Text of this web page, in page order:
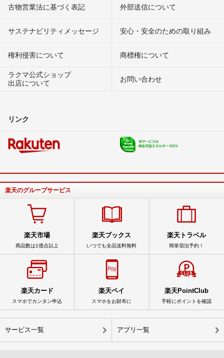
古物営業法に基づく表記 外部送信について
サステナビリティメッセージ 安心・安全のための取り組み
権利侵害について
商標権について
ラクマ公式ショップ
出店について
お問い合わせ
リンク
楽天のグループサービス
楽天市場
商品数は1億点以上
楽天ブックス
いつでも全品送料無料
楽天トラベル
簡単宿泊予約！
楽天カード
スマホでカンタン申込
楽天ペイ
スマホをお財布に
楽天PointClub
手軽にポイントを確認
サービス一覧 アプリ一覧